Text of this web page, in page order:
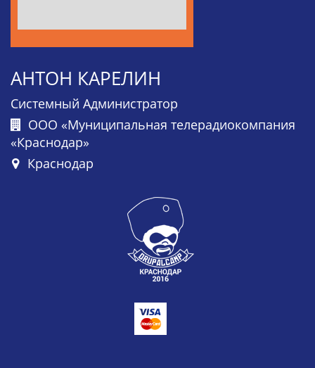
АНТОН КАРЕЛИН
Системный Администратор
ООО «Муниципальная телерадиокомпания
«Краснодар»
Краснодар